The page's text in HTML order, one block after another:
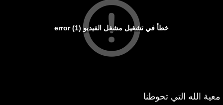
خطأ في تشغيل مشغل الفيديو (1) error
معية الله التي تحوطنا